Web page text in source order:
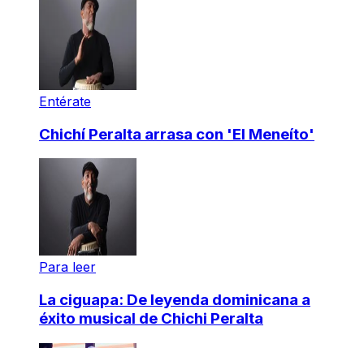
Entérate
Chichí Peralta arrasa con 'El Meneíto'
Para leer
La ciguapa: De leyenda dominicana a
éxito musical de Chichi Peralta